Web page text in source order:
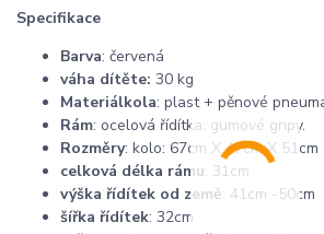
Specifikace
Barva: červená
váha dítěte: 30 kg
Materiálkola: plast + pěnové
Rám: ocelová řídítka: gumové gripy.
Rozměry: kolo: 67cm X 47cm X 51cm
celková délka rámu: 31cm
výška řídítek od země: 41cm -50cm
šířka řídítek: 32cm